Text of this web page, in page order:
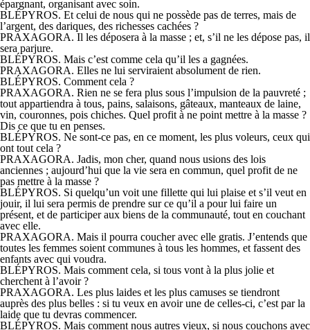
épargnant, organisant avec soin.
BLÉPYROS. Et celui de nous qui ne possède pas de terres, mais de
l’argent, des dariques, des richesses cachées ?
PRAXAGORA. Il les déposera à la masse ; et, s’il ne les dépose pas, il
sera parjure.
BLÉPYROS. Mais c’est comme cela qu’il les a gagnées.
PRAXAGORA. Elles ne lui serviraient absolument de rien.
BLÉPYROS. Comment cela ?
PRAXAGORA. Rien ne se fera plus sous l’impulsion de la pauvreté ;
tout appartiendra à tous, pains, salaisons, gâteaux, manteaux de laine,
vin, couronnes, pois chiches. Quel profit à ne point mettre à la masse ?
Dis ce que tu en penses.
BLÉPYROS. Ne sont-ce pas, en ce moment, les plus voleurs, ceux qui
ont tout cela ?
PRAXAGORA. Jadis, mon cher, quand nous usions des lois
anciennes ; aujourd’hui que la vie sera en commun, quel profit de ne
pas mettre à la masse ?
BLÉPYROS. Si quelqu’un voit une fillette qui lui plaise et s’il veut en
jouir, il lui sera permis de prendre sur ce qu’il a pour lui faire un
présent, et de participer aux biens de la communauté, tout en couchant
avec elle.
PRAXAGORA. Mais il pourra coucher avec elle gratis. J’entends que
toutes les femmes soient communes à tous les hommes, et fassent des
enfants avec qui voudra.
BLÉPYROS. Mais comment cela, si tous vont à la plus jolie et
cherchent à l’avoir ?
PRAXAGORA. Les plus laides et les plus camuses se tiendront
auprès des plus belles : si tu veux en avoir une de celles-ci, c’est par la
laide que tu devras commencer.
BLÉPYROS. Mais comment nous autres vieux, si nous couchons avec